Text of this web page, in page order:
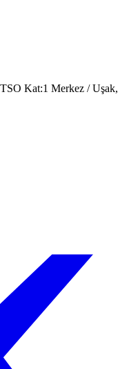
Kat:1 Merkez / Uşak,